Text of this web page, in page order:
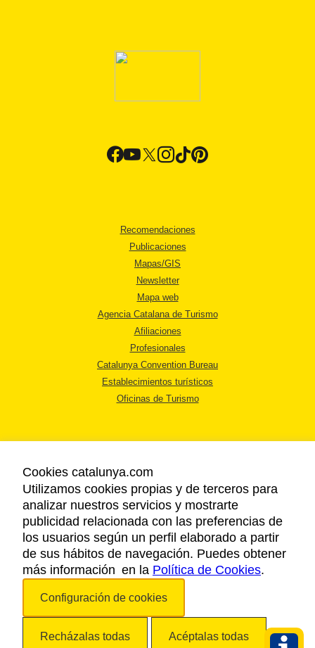
Recomendaciones
Publicaciones
Mapas/GIS
Newsletter
Mapa web
Agencia Catalana de Turismo
Afiliaciones
Profesionales
Catalunya Convention Bureau
Establecimientos turísticos
Oficinas de Turismo
AVISO LEGAL
POLÍTICA DE PRIVACIDAD
COOKIES
ACCESSIBILIDAD
Copyright © 2026. Agencia Catalana de Turismo. Todos los derechos
Cookies catalunya.com
Utilizamos cookies propias y de terceros para
analizar nuestros servicios y mostrarte
publicidad relacionada con las preferencias de
los usuarios según un perfil elaborado a partir
de sus hábitos de navegación. Puedes obtener
más información en la Política de Cookies.
Configuración de cookies
Recházalas todas Acéptalas todas